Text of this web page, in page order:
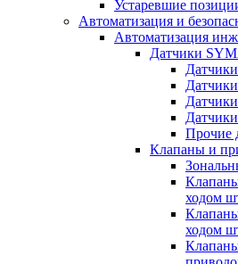
Устаревшие
Автоматизация и
Автоматизация
Датчики
Датчики
Прочие
Клапаны и
ходом
ходом